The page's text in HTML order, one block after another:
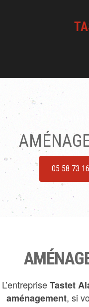
TASTET
05 58 73
L’entrepriseTastet
aménagement, si